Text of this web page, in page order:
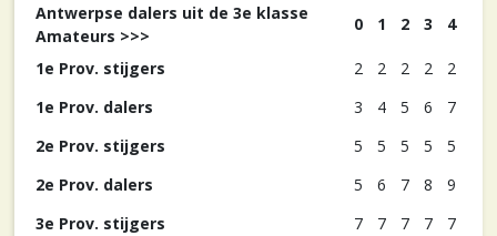
Antwerpse dalers uit de 3e klasse
Amateurs >>>
0 1 2 3 4
1e Prov. stijgers 2 2 2 2
2
1e Prov. dalers
3 4 5 6
7
2e Prov. stijgers
5 5 5 5
5
2e Prov. dalers
5 6 7 8
9
3e Prov. stijgers
7 7 7 7
7